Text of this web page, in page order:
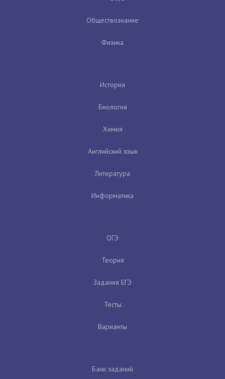
Обществознание
Физика
История
Биология
Химия
Английский язык
Литература
Информатика
ОГЭ
Теория
Задания ЕГЭ
Тесты
Варианты
Банк заданий